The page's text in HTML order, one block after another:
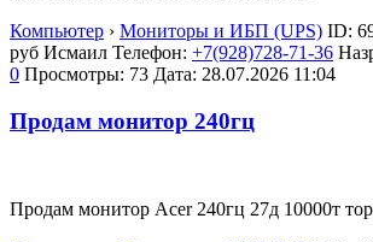
Компьютер › Мониторы и ИБП (UPS) ID:
руб Исмаил Телефон: +7(928)728-71-36
0 Просмотры: 73 Дата: 28.07.2026 11:04
Продам монитор 240гц
Продам монитор Acer 240гц 27д 10000т